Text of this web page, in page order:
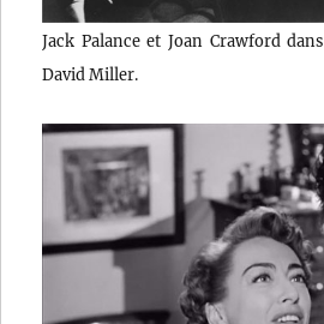
Jack Palance et Joan Crawford dans
David Miller.